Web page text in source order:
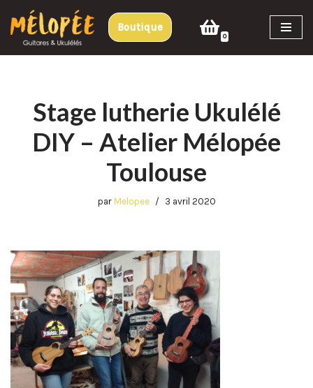
Aller
au
Boutique
0
Stage lutherie Ukulélé
DIY – Atelier Mélopée
Toulouse
par Melopee 3 avril 2020